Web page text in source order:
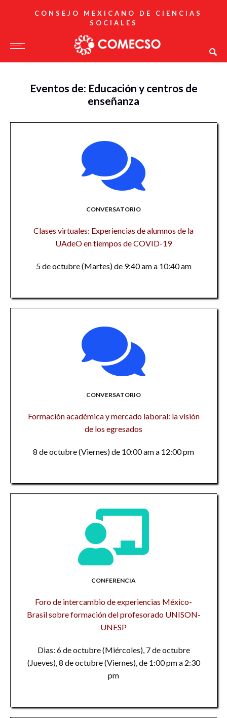
CONSEJO MEXICANO DE CIENCIAS
SOCIALES
Eventos de: Educación y centros de
enseñanza
CONVERSATORIO
Clases virtuales: Experiencias de alumnos de la
UAdeO en tiempos de COVID-19
5 de octubre (Martes) de 9:40 am a 10:40 am
CONVERSATORIO
Formación académica y mercado laboral: la visión
de los egresados
8 de octubre (Viernes) de 10:00 am a 12:00 pm
CONFERENCIA
Foro de intercambio de experiencias México-
Brasil sobre formación del profesorado UNISON-
UNESP
Dias: 6 de octubre (Miércoles), 7 de octubre
(Jueves), 8 de octubre (Viernes), de 1:00 pm a 2:30
pm